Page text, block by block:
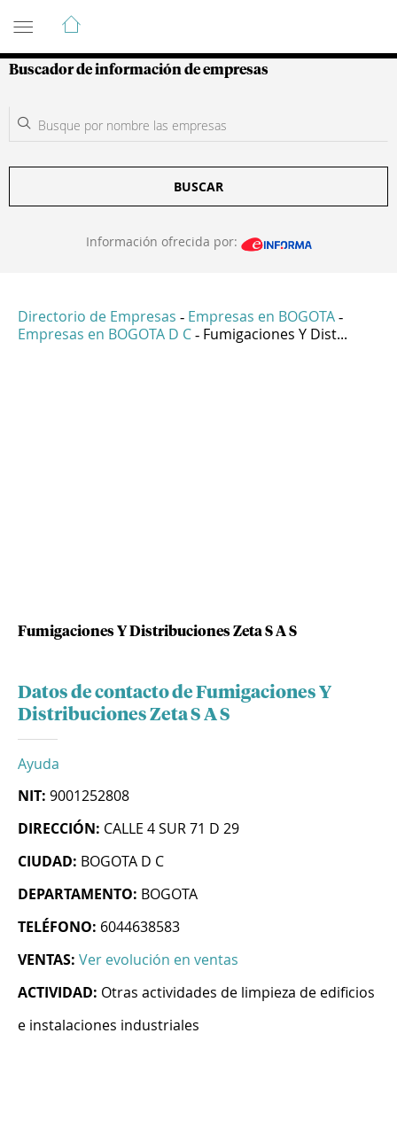
Guía de Empresas Colombianas
Buscador de información de empresas
BUSCAR
Información ofrecida por:
Directorio de Empresas - Empresas en BOGOTA -
Empresas en BOGOTA D C - Fumigaciones Y Dist...
Fumigaciones Y Distribuciones Zeta S A S
Datos de contacto de Fumigaciones Y
Distribuciones Zeta S A S
Ayuda
NIT: 9001252808
DIRECCIÓN: CALLE 4 SUR 71 D 29
CIUDAD: BOGOTA D C
DEPARTAMENTO: BOGOTA
TELÉFONO: 6044638583
VENTAS: Ver evolución en ventas
ACTIVIDAD: Otras actividades de limpieza de edificios
e instalaciones industriales